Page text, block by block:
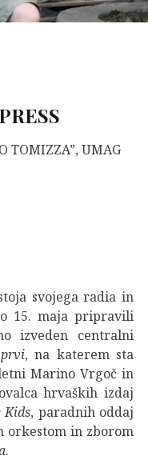
TOMIZZA”, UMAG
svojega radia in
15. maja pripravili
izveden centralni
, na katerem sta
Marino Vrgoč in
hrvaških izdaj
Kids, paradnih oddaj
orkestom in zborom
.